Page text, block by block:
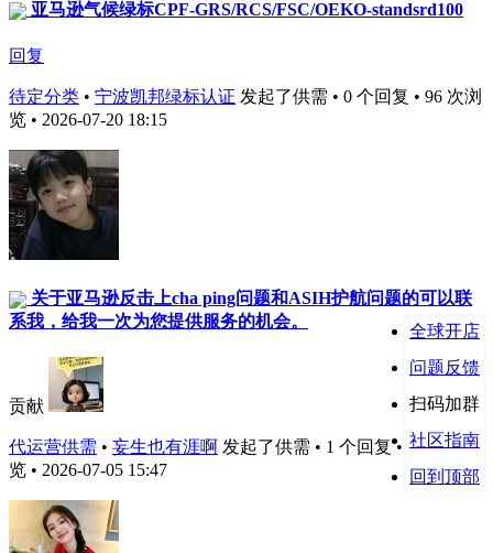
亚马逊气候绿标CPF-GRS/RCS/FSC/OEKO-standsrd100
回复
待定分类 • 宁波凯邦绿标认证 发起了供需 • 0 个回复 • 96 次浏
览 • 2026-07-20 18:15
关于亚马逊反击上cha ping问题和ASIH护航问题的可以联
系我，给我一次为您提供服务的机会。
贡献
代运营供需 • 妄生也有涯啊 发起了供需 • 1 个回复 • 115 次浏
览 • 2026-07-05 15:47
全球开店
问题反馈
扫码加群
社区指南
回到顶部